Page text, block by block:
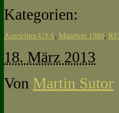
Kategorien:
Ausrichter-USA, Manöver 1980,
18. März 2013
Von Martin Sutor